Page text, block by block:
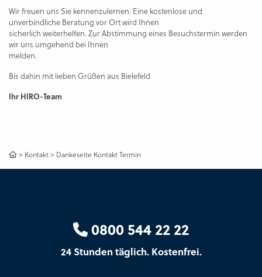
Wir freuen uns Sie kennenzulernen. Eine kostenlose und
unverbindliche Beratung vor Ort wird Ihnen
sicherlich weiterhelfen. Zur Abstimmung eines Besuchstermin werden
wir uns umgehend bei Ihnen
melden.
Bis dahin mit lieben Grüßen aus Bielefeld
Ihr HIRO-Team
> Kontakt> Dankeseite Kontakt Termin
0800 544 22 22
24 Stunden täglich. Kostenfrei.